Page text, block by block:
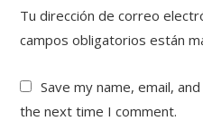
Tu dirección de correo
campos obligatorios están
Save my name, email,
the next time I comment.